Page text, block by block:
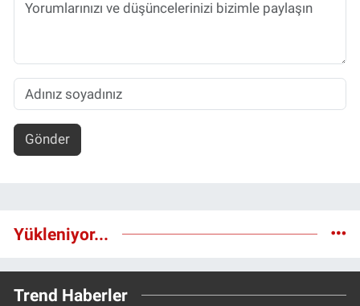
Gönder
Yükleniyor...
Trend Haberler